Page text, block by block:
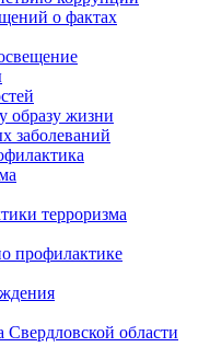
о фактах
образу жизни
заболеваний
терроризма
профилактике
Свердловской области